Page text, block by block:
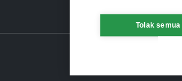
Tolak semua